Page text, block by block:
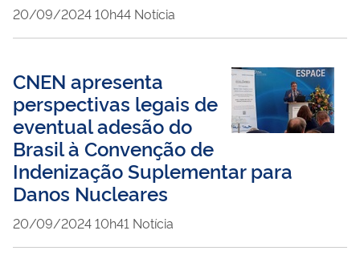
publicado
20/09/202410h44 Notícia
CNEN apresenta
perspectivas legais de
eventual adesão do
Brasil à Convenção de
Indenização Suplementar para
Danos Nucleares
publicado
20/09/202410h41 Notícia